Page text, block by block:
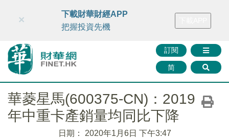
財華智庫網 FINTV FINMETA 財華證券 媒體矩陣
訂閱
简
×
下載財華財經APP
把握投資先機
華菱星馬(600375-CN)：2019
年中重卡產銷量均同比下降
日期： 2020年1月6日 下午3:47